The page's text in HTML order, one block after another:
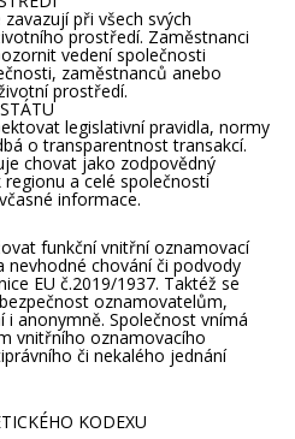
při všech svých
prostředí. Zaměstnanci
vedení společnosti
zaměstnanců anebo
prostředí.
legislativní pravidla, normy
o transparentnost transakcí.
chovat jako zodpovědný
a celé společnosti
informace.
funkční vnitřní oznamovací
chování či podvody
EU č.2019/1937. Taktéž se
oznamovatelům,
anonymně. Společnost vnímá
vnitřního oznamovacího
či nekalého jednání
KODEXU